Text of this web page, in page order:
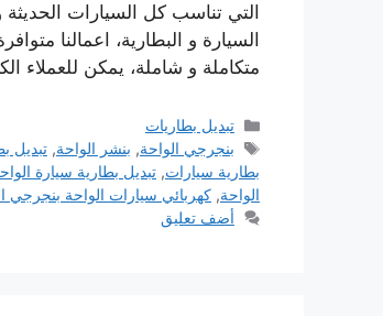
التي تناسب كل السيارات الحديثة
السيارة و البطارية، اعمالنا
متكاملة و شاملة، يمكن للعملاء
التصنيفات
تبديل بطاريات
الوسوم
بنجرجي الواحة, بنشر الواحة,تبديل
بطارية سيارات, تبديل بطارية سيارة
الواحة, كهربائي سيارات الواحة بنجرجي
أضف تعليق